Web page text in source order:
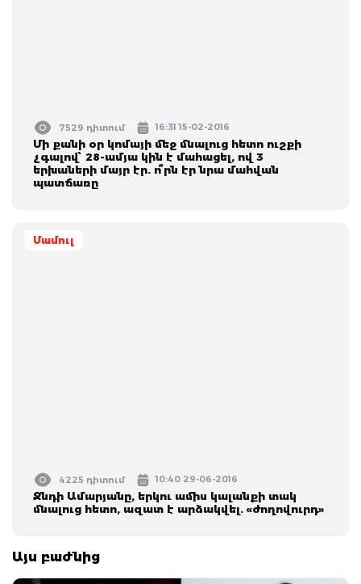
7529 դիտում 16:31 15-02-2016
Մի քանի օր կոմայի մեջ մնալուց հետո ուշքի
չգալով՝ 28-ամյա կին է մահացել, ով 3
երխաների մայր էր. ո՞րն էր նրա մահվան
պատճառը
Մամուլ
4225 դիտում 10:40 29-06-2016
Ջնդի Ամարյանը, երկու ամիս կալանքի տակ
մնալուց հետո, ազատ է արձակվել. «ժողովուրդ»
Այս բաժնից